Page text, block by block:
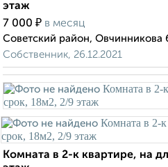
этаж
7 000 ₽ в месяц
Советский район, Овчинникова
Собственник, 26.12.2021
Комната в 2-к квартире, на